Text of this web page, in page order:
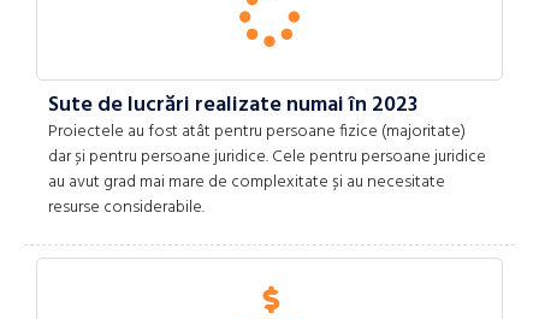
Sute de lucrări realizate numai în 2023
Proiectele au fost atât pentru persoane fizice (majoritate)
dar și pentru persoane juridice. Cele pentru persoane juridice
au avut grad mai mare de complexitate și au necesitate
resurse considerabile.